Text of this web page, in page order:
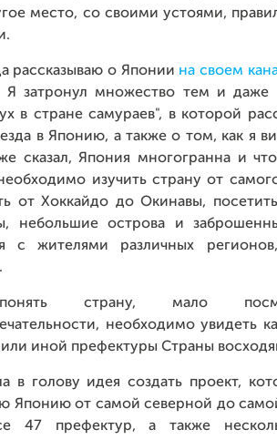
место, со своими устоями,
рассказываю о Японии на своем
Я затронул множество тем и даже
в стране самураев", в которой
в Японию, а также о том, как я
сказал, Япония многогранна и
изучить страну от
от Хоккайдо до Окинавы,
небольшие острова и
с жителями различных
страну, мало
необходимо увидеть
иной префектуры Страны
в голову идея создать проект,
Японию от самой северной до
47 префектур, а также